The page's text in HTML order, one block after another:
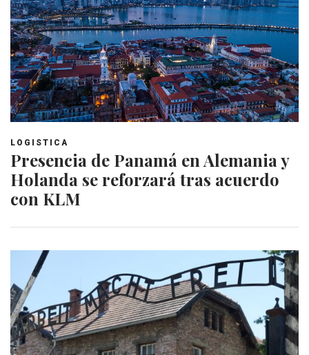
LOGISTICA
Presencia de Panamá en Alemania y
Holanda se reforzará tras acuerdo
con KLM